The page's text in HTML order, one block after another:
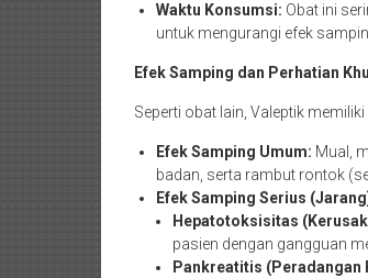
Waktu Konsumsi: Obat ini
untuk mengurangi efek
Efek Samping dan Perhatian
Seperti obat lain, Valeptik
Efek Samping Umum: Mual,
badan, serta rambut rontok
Efek Samping Serius
Hepatotoksisitas
pasien dengan gangguan
Pankreatitis (Peradangan